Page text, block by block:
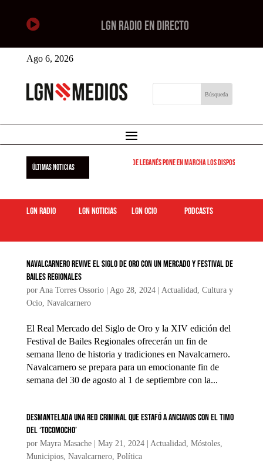
 LGN RADIO EN DIRECTO
Ago 6, 2026
ÚLTIMAS NOTICIAS El Ayuntamiento de Leganés pone en marcha los dispositivos
LGN Radio LGN Noticias LGN ocio podcasts
Navalcarnero revive el Siglo de Oro con un mercado y festival de
bailes regionales
por Ana Torres Ossorio| Ago 28, 2024| Actualidad, Cultura y
Ocio, Navalcarnero
El Real Mercado del Siglo de Oro y la XIV edición del
Festival de Bailes Regionales ofrecerán un fin de
semana lleno de historia y tradiciones en Navalcarnero.
Navalcarnero se prepara para un emocionante fin de
semana del 30 de agosto al 1 de septiembre con la...
Desmantelada una red criminal que estafó a Ancianos con el timo
del ‘Tocomocho’
por Mayra Masache| May 21, 2024| Actualidad, Móstoles,
Municipios, Navalcarnero, Política